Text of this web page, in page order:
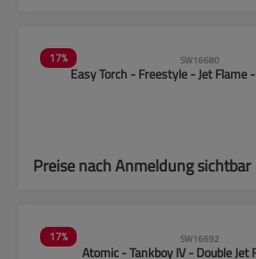
17% SW16680
Easy Torch - Freestyle - Jet Flame
Preise nach Anmeldung sichtbar
17% SW16692
Atomic - Tankboy IV - Double Jet